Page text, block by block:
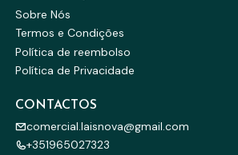
Sobre Nós
Termos e Condições
Política de reembolso
Política de Privacidade
CONTACTOS
comercial.laisnova@gmail.com
+351965027323